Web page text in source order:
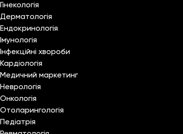
Гінекологія
Дерматологія
Ендокринологія
Імунологія
Інфекційні хвороби
Кардіологія
Медичний маркетинг
Неврологія
Онкологія
Отоларингологія
Педіатрія